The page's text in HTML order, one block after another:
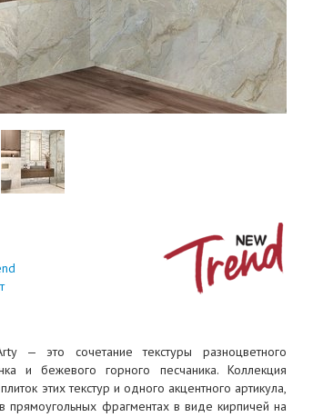
— это сочетание текстуры разноцветного
и бежевого горного песчаника. Коллекция
этих текстур и одного акцентного артикула,
прямоугольных фрагментах в виде кирпичей на